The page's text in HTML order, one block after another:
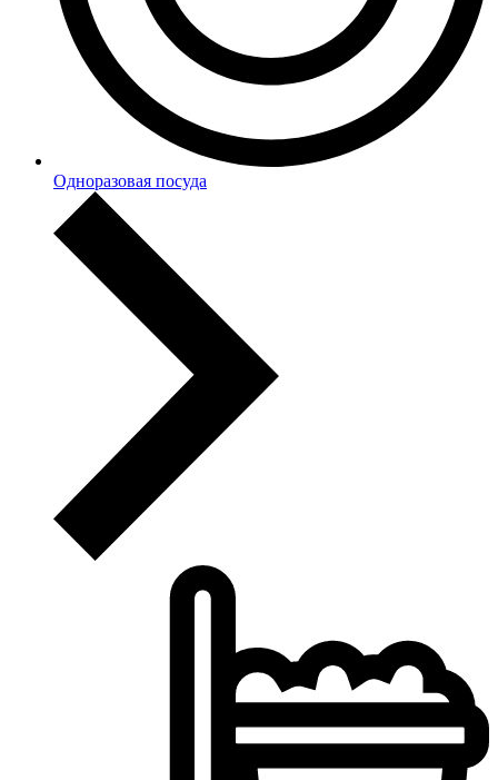
Одноразовая посуда